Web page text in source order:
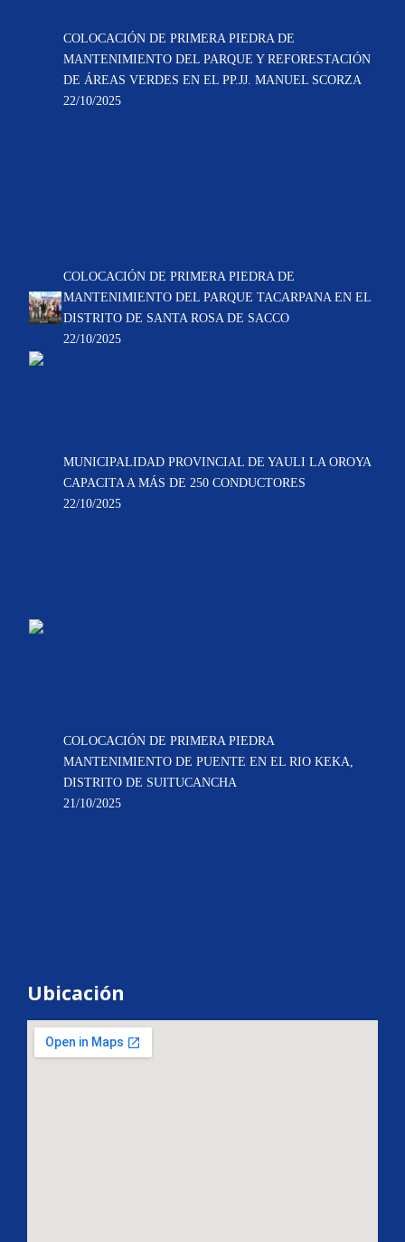
COLOCACIÓN DE PRIMERA PIEDRA DE
MANTENIMIENTO DEL PARQUE Y REFORESTACIÓN
DE ÁREAS VERDES EN EL PP.JJ. MANUEL SCORZA
22/10/2025
COLOCACIÓN DE PRIMERA PIEDRA DE
MANTENIMIENTO DEL PARQUE TACARPANA EN EL
DISTRITO DE SANTA ROSA DE SACCO
22/10/2025
MUNICIPALIDAD PROVINCIAL DE YAULI LA OROYA
CAPACITA A MÁS DE 250 CONDUCTORES
22/10/2025
COLOCACIÓN DE PRIMERA PIEDRA
MANTENIMIENTO DE PUENTE EN EL RIO KEKA,
DISTRITO DE SUITUCANCHA
21/10/2025
Ubicación